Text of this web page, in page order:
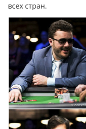
всех стран.